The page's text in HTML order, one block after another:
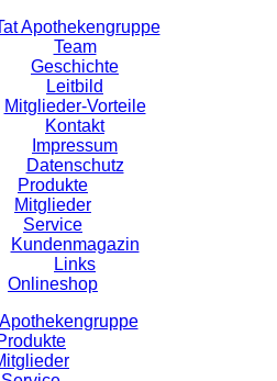
Apothekengruppe
Team
Geschichte
Leitbild
Mitglieder-Vorteile
Kontakt
Impressum
Datenschutz
Produkte
Mitglieder
Service
Kundenmagazin
Links
Onlineshop